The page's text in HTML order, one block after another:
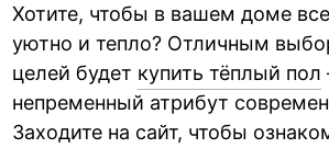
Хотите, чтобы в вашем доме
уютно и тепло? Отличным
целей будет купить тёплый пол
непременный атрибут
Заходите на сайт, чтобы